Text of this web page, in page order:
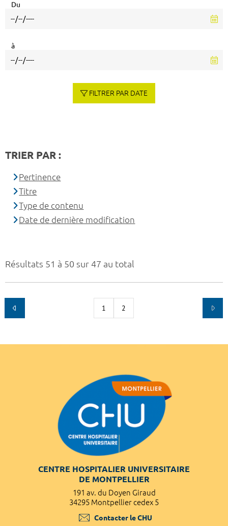
Résultats 51 à 50 sur 47 au total
1 2
Du
à
FILTRER PAR DATE
TRIER PAR :
Pertinence
Titre
Type de contenu
Date de dernière modification
CENTRE HOSPITALIER UNIVERSITAIRE
DE MONTPELLIER
191 av. du Doyen Giraud
34295 Montpellier cedex 5
Contacter le CHU